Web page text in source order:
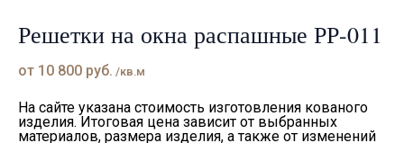
Решетки на окна распашные РР-011
от 10 800 руб. /кв.м
На сайте указана стоимость изготовления кованого
изделия. Итоговая цена зависит от выбранных
материалов, размера изделия, а также от изменений